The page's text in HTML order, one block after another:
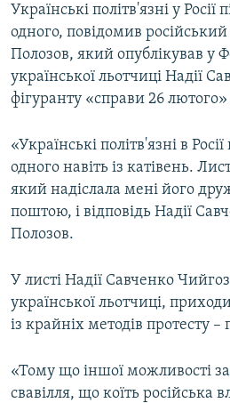
пошуку
ІНТЕРВ'Ю
ВСЕ ЗА ДЕНЬ
СПЕЦПРОЕКТИ
ДЕПОРТАЦІЯ
ВІДЕОУРОКИ «ELIFBE»
СВІДЧЕННЯ ОКУПАЦІЇ
УКРАЇНСЬКА ПРОБЛЕМА КРИМУ
ІНФОГРАФІКА
ЯК ОБІЙТИ БЛОКУВАННЯ
Русский
Qırımtatar
ДОЛУЧАЙСЯ!
Усі сайти RFE/RL
Українські політв'язні у
одного, повідомив
Полозов, який опублікував у
української льотчиці Надії
фігуранту «справи 26
«Українські політв'язні в
одного навіть із катівень.
який надіслала мені його
поштою, і відповідь Надії
Полозов.
У листі Надії Савченко
української льотчиці,
із крайніх методів протесту
«Тому що іншої можливості
свавілля, що коїть російська